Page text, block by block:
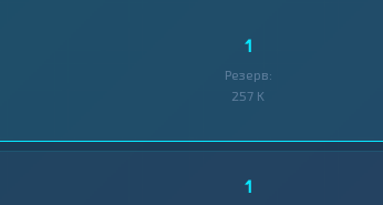
1
Резерв:
257 K
1